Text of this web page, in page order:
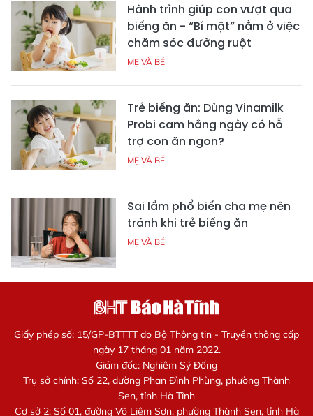
Hành trình giúp con vượt qua
biếng ăn - “Bí mật” nằm ở việc
chăm sóc đường ruột
MẸ VÀ BÉ
Trẻ biếng ăn: Dùng Vinamilk
Probi cam hằng ngày có hỗ
trợ con ăn ngon?
MẸ VÀ BÉ
Sai lầm phổ biến cha mẹ nên
tránh khi trẻ biếng ăn
MẸ VÀ BÉ
Giấy phép số: 15/GP-BTTTT do Bộ Thông tin - Truyền thông cấp
ngày 17 tháng 01 năm 2022.
Giám đốc: Nghiêm Sỹ Đống
Trụ sở chính: Số 22, đường Phan Đình Phùng, phường Thành
Sen, tỉnh Hà Tĩnh
Cơ sở 2: Số 01, đường Võ Liêm Sơn, phường Thành Sen, tỉnh Hà